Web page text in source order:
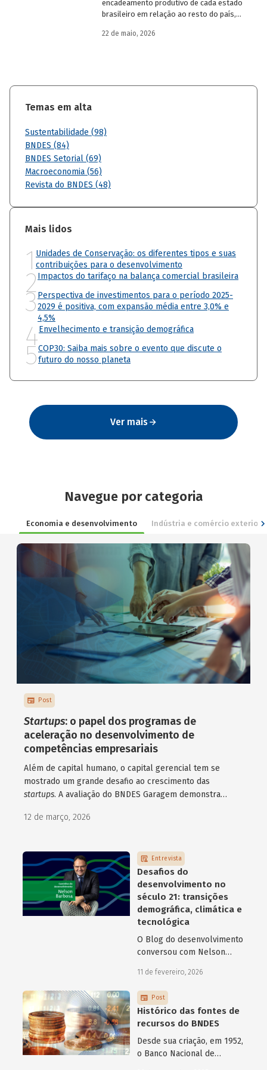
encadeamento produtivo de cada estado
brasileiro em relação ao resto do país,
quanto o estímulo a um estado ou setor
22 de maio, 2026
Temas em alta
Sustentabilidade (98)
BNDES (84)
BNDES Setorial (69)
Macroeconomia (56)
Revista do BNDES (48)
Mais lidos
1 Unidades de Conservação: os diferentes tipos e suas
contribuições para o desenvolvimento
2Impactos do tarifaço na balança comercial brasileira
3Perspectiva de investimentos para o período 2025-
2029 é positiva, com expansão média entre 3,0% e
4,5%
4Envelhecimento e transição demográfica
5COP30: Saiba mais sobre o evento que discute o
futuro do nosso planeta
Ver mais
Navegue por categoria
Economia e desenvolvimento Indústria e comércio exterior
Post
Startups: o papel dos programas de
aceleração no desenvolvimento de
competências empresariais
Além de capital humano, o capital gerencial tem se
mostrado um grande desafio ao crescimento das
startups. A avaliação do BNDES Garagem demonstra
superação desse desafio.
12 de março, 2026
Entrevista
Desafios do
desenvolvimento no
século 21: transições
demográfica, climática e
tecnológica
O Blog do desenvolvimento
conversou com Nelson
atuais do desenvolvimento
hoje.
11 de fevereiro, 2026
Post
Histórico das fontes de
recursos do BNDES
Desde sua criação, em 1952,
o Banco Nacional de